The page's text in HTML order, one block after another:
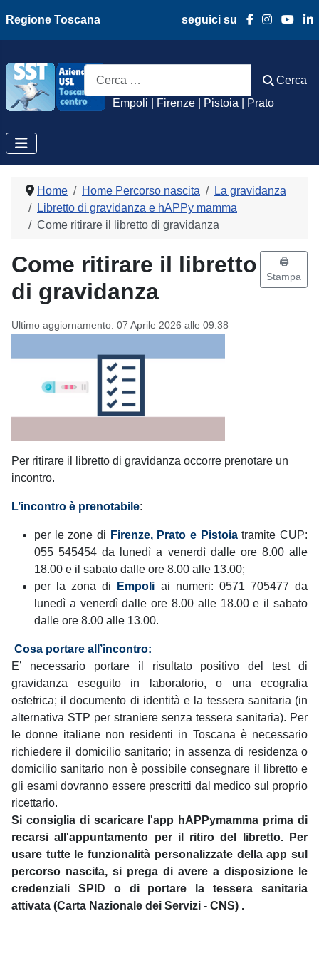
Regione Toscana seguici su
Azienda Usl
Empoli | Firenze | Pistoia | Prato
Cerca
Cerca
Home Home Percorso nascita
La gravidanza
Libretto di gravidanza e hAPPy mamma
Come ritirare il libretto di gravidanza
Come ritirare il libretto
di gravidanza
Ultimo aggiornamento: 07 Aprile 2026 alle 09:38
🖨️
Stampa
Per ritirare il libretto di gravidanza occorre prenotare un
incontro.
L’incontro è prenotabile:
per le zone di Firenze, Prato e Pistoiatramite CUP:
055 545454 da lunedì a venerdì dalle ore 8.00 alle
18.00 e il sabato dalle ore 8.00 alle 13.00;
per la zona di
Empoli ai numeri: 0571 705477 da
lunedì a venerdì dalle ore 8.00 alle 18.00 e il sabato
dalle ore 8.00 alle 13.00.
Cosa portare all’incontro:
E’ necessario portare il risultato positivo del test di
gravidanza eseguito in laboratorio, o una ecografia
ostetrica; il documento di identità e la tessera sanitaria (in
alternativa STP per straniere senza tessera sanitaria). Per
le donne italiane non residenti in Toscana è necessario
richiedere il domicilio sanitario; in assenza di residenza o
domicilio sanitario non è possibile consegnare il libretto e
gli esami dovranno essere prescritti dal medico sul proprio
ricettario.
Si consiglia di scaricare l'app hAPPymamma prima di
recarsi all'appuntamento per il ritiro del libretto. Per
usare tutte le funzionalità personalizzate della app sul
percorso nascita, si prega di avere a disposizione le
credenziali SPID o di portare la tessera sanitaria
attivata (Carta Nazionale dei Servizi - CNS) .